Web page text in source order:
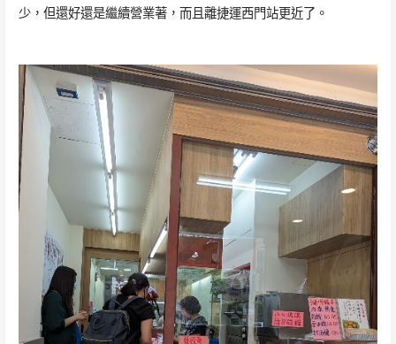
少，但還好還是繼續營業著，而且離捷運西門站更近了。